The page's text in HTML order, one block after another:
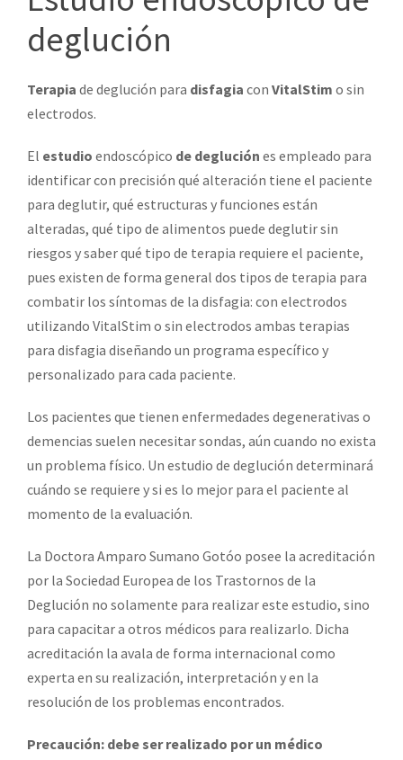
deglución
Terapia de deglución para disfagia con VitalStim o sin
electrodos.
El estudio endoscópico de deglución es empleado para
identificar con precisión qué alteración tiene el paciente
para deglutir, qué estructuras y funciones están
alteradas, qué tipo de alimentos puede deglutir sin
riesgos y saber qué tipo de terapia requiere el paciente,
pues existen de forma general dos tipos de terapia para
combatir los síntomas de la disfagia: con electrodos
utilizando VitalStim o sin electrodos ambas terapias
para disfagia diseñando un programa específico y
personalizado para cada paciente.
Los pacientes que tienen enfermedades degenerativas o
demencias suelen necesitar sondas, aún cuando no exista
un problema físico. Un estudio de deglución determinará
cuándo se requiere y si es lo mejor para el paciente al
momento de la evaluación.
La Doctora Amparo Sumano Gotóo posee la acreditación
por la Sociedad Europea de los Trastornos de la
Deglución no solamente para realizar este estudio, sino
para capacitar a otros médicos para realizarlo. Dicha
acreditación la avala de forma internacional como
experta en su realización, interpretación y en la
resolución de los problemas encontrados.
Precaución: debe ser realizado por un médico